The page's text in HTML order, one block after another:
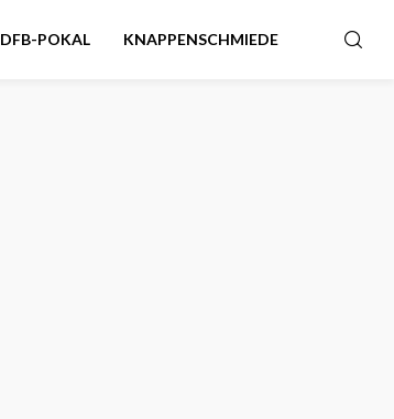
DFB-POKAL KNAPPENSCHMIEDE